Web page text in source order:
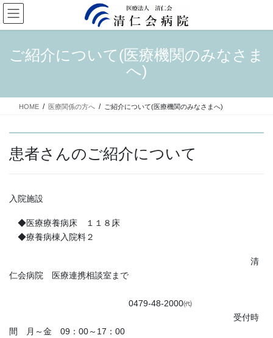
コ
ン
テ
ナ
ビ
ゲ
ご紹介について(医療機関のみなさま
へ)
HOME 医療関係の方へ ご紹介について(医療機関のみなさまへ)
患者さんのご紹介について
入院施設
◆医療療養病床 １１８床
◆療養病棟入院料２
清
仁会病院 医療連携相談室まで
0479-48-2000㈹
受付時
間 月～金 09：00～17：00